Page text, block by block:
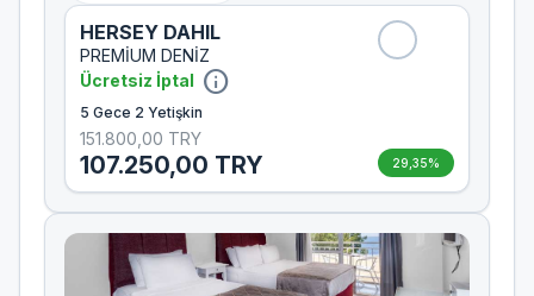
HERSEY DAHIL
PREMİUM DENİZ
Ücretsiz İptal info
5 Gece 2 Yetişkin
151.800,00 TRY
107.250,00 TRY 29,35%